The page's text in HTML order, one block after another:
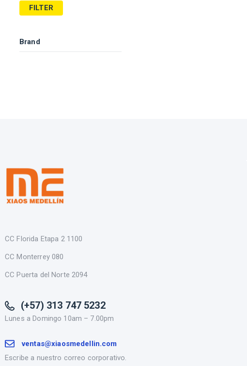
FILTER
Brand
CC Florida Etapa 2 1100
CC Monterrey 080
CC Puerta del Norte 2094
(+57) 313 747 5232
Lunes a Domingo 10am – 7.00pm
ventas@xiaosmedellin.com
Escribe a nuestro correo corporativo.